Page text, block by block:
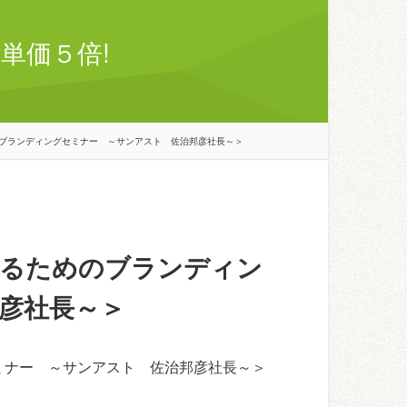
価５倍!
ランディングセミナー ～サンアスト 佐治邦彦社長～＞
ためのブランディン
社長～＞
ナー ～サンアスト 佐治邦彦社長～＞